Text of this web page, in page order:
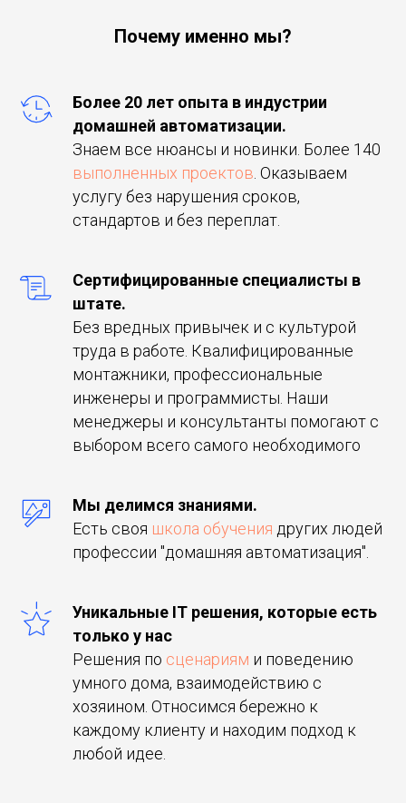
Почему именно мы?
Более 20 лет опыта в индустрии
домашней автоматизации.
Знаем все нюансы и новинки. Более 140
выполненных проектов . Оказываем
услугу без нарушения сроков,
стандартов и без переплат.
Сертифицированные специалисты в
штате.
Без вредных привычек и с культурой
труда в работе. Квалифицированные
монтажники, профессиональные
инженеры и программисты. Наши
менеджеры и консультанты помогают с
выбором всего самого необходимого
Мы делимся знаниями.
Есть своя школа обучения других людей
профессии "домашняя автоматизация".
Уникальные IT решения, которые есть
только у нас
Решения по сценариям и поведению
умного дома, взаимодействию с
хозяином. Относимся бережно к
каждому клиенту и находим подход к
любой идее.